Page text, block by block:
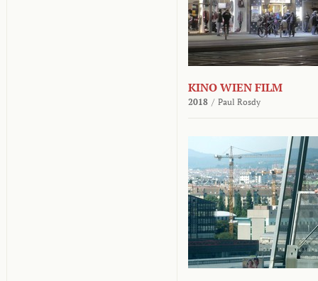
KINO WIEN FILM
2018 / Paul Rosdy